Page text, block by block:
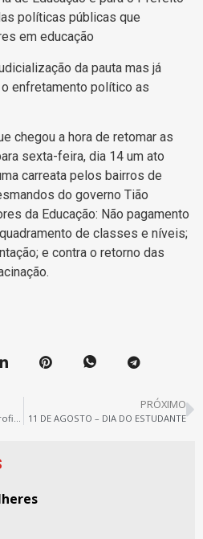
políticas públicas que
em educação
da pauta mas já
enfretamento político as
chegou a hora de retomar as
sexta-feira, dia 14 um ato
carreata pelos bairros de
do governo Tião
da Educação: Não pagamento
de classes e níveis;
e contra o retorno das
PRÓXIMO
11 DE AGOSTO – DIA DO ESTUDANTE